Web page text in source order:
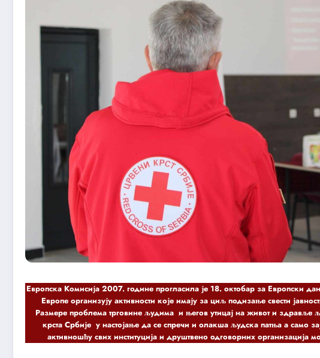
Европска Комисија 2007. године прогласила је 18. октобар за Европски
Европе организују активности које имају за циљ подизање свести
Размере проблема трговине људима и његов утицај на живот и
крста Србије у настојање да се спречи и олакша људска патња а само
активношћу свих институција и друштвено одговорних